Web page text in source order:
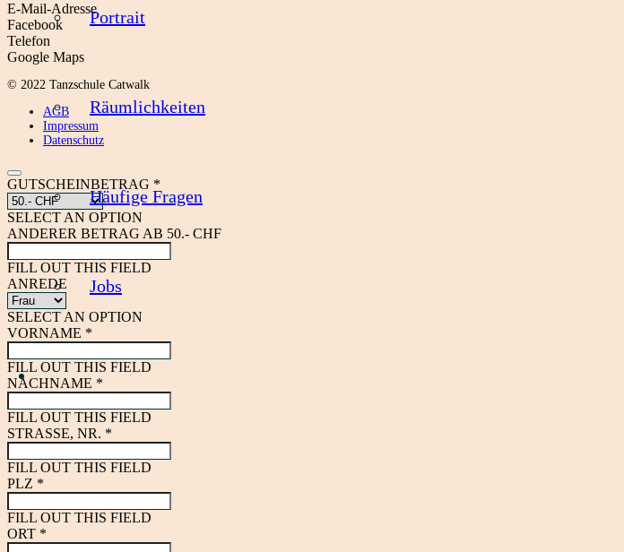
Portrait
Räumlichkeiten
Häufige Fragen
Jobs
E-Mail-Adresse
Facebook
Telefon
Google Maps
© 2022 Tanzschule Catwalk
AGB
Impressum
Datenschutz
GUTSCHEINBETRAG *
SELECT AN OPTION
ANDERER BETRAG AB 50.- CHF
FILL OUT THIS FIELD
ANREDE
SELECT AN OPTION
VORNAME *
FILL OUT THIS FIELD
NACHNAME *
FILL OUT THIS FIELD
STRASSE, NR. *
FILL OUT THIS FIELD
PLZ *
FILL OUT THIS FIELD
ORT *